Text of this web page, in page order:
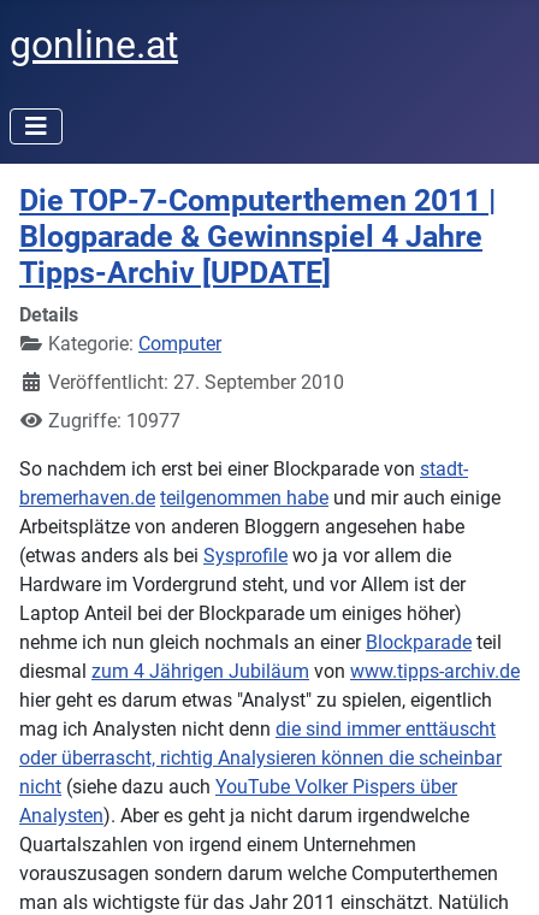
gonline.at
Die TOP-7-Computerthemen 2011 |
Blogparade & Gewinnspiel 4 Jahre
Tipps-Archiv [UPDATE]
Details
Kategorie: Computer
Veröffentlicht: 27. September 2010
Zugriffe: 10977
So nachdem ich erst bei einer Blockparade von stadt-
bremerhaven.de teilgenommen habe und mir auch einige
Arbeitsplätze von anderen Bloggern angesehen habe
(etwas anders als bei Sysprofile wo ja vor allem die
Hardware im Vordergrund steht, und vor Allem ist der
Laptop Anteil bei der Blockparade um einiges höher)
nehme ich nun gleich nochmals an einer Blockparade teil
diesmal zum 4 Jährigen Jubiläum von www.tipps-archiv.de
hier geht es darum etwas "Analyst" zu spielen, eigentlich
mag ich Analysten nicht denn die sind immer enttäuscht
oder überrascht, richtig Analysieren können die scheinbar
nicht (siehe dazu auch YouTube Volker Pispers über
Analysten). Aber es geht ja nicht darum irgendwelche
Quartalszahlen von irgend einem Unternehmen
vorauszusagen sondern darum welche Computerthemen
man als wichtigste für das Jahr 2011 einschätzt. Natülich